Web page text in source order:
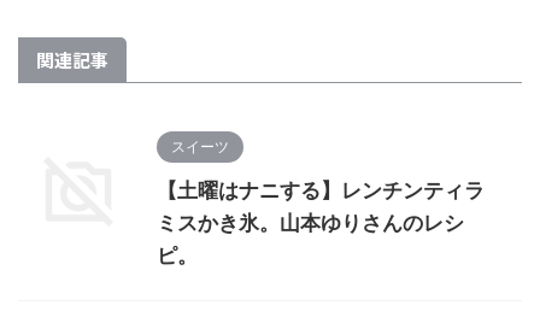
関連記事
スイーツ
【土曜はナニする】レンチンティラ
ミスかき氷。山本ゆりさんのレシ
ピ。